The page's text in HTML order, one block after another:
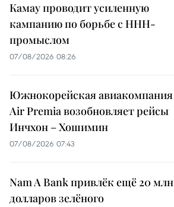
Камау проводит усиленную
кампанию по борьбе с ННН-
промыслом
07/08/2026 08:26
Южнокорейская авиакомпания
Air Premia возобновляет рейсы
Инчхон – Хошимин
07/08/2026 07:43
Nam A Bank привлёк ещё 20 млн
долларов зелёного